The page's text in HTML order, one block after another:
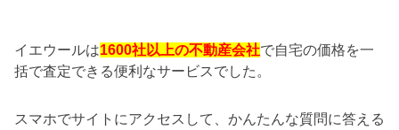
イエウールは1600社以上の不動産会社で自宅の価格を一
括で査定できる便利なサービスでした。
スマホでサイトにアクセスして、かんたんな質問に答える